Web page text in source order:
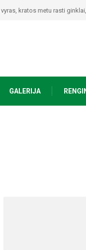
Ūtoje: Vinco Mykolaičio-
GALERIJA